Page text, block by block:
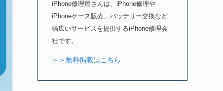
iPhone修理屋さんは、iPhone修理や
iPhoneケース販売、バッテリー交換など
幅広いサービスを提供するiPhone修理会
社です。
＞＞無料掲載はこちら